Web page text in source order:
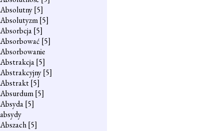
Absolutny[5]
Absolutyzm[5]
Absorbcja[5]
Absorbować [5]
Absorbowanie
Abstrakcja[5]
Abstrakcyjny[5]
Abstrakt[5]
Absurdum[5]
Absyda[5]
absydy
Abszach[5]